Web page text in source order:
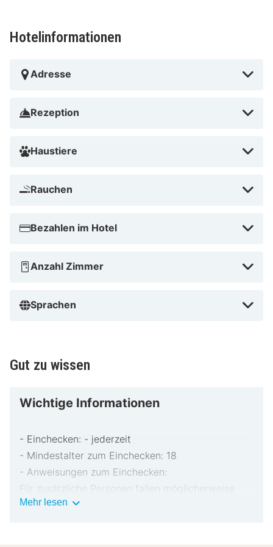
Flughafen ist Flughafen Billund (BLL) – 30,2 km
Økolariet und Bryggen entfernt. Dieses Hotel ist 20,2
Gaard entfernt.
Hotelinformationen
Adresse
Rezeption
Haustiere
Rauchen
Bezahlen im Hotel
Anzahl Zimmer
Sprachen
Gut zu wissen
Wichtige Informationen
- Einchecken: - jederzeit
- Mindestalter zum Einchecken: 18
- Anweisungen zum Einchecken:
Für zusätzliche Personen fallen möglicherweise
Gebühren an, die abhängig von den Bestimmungen
Mehr lesen Wichtige